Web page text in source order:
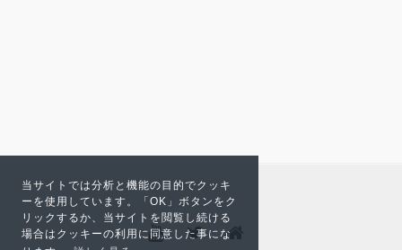
当サイトでは分析と機能の目的でクッキ
ーを使用しています。「OK」ボタンをク
リックするか、当サイトを閲覧し続ける
場合はクッキーの利用に同意した事にな